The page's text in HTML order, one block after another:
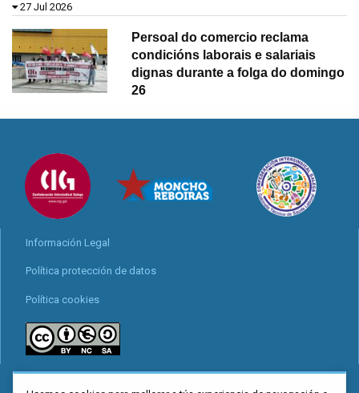
27 Jul 2026
Persoal do comercio reclama
condicións laborais e salariais
dignas durante a folga do domingo
26
Información Legal
Política protección de datos
Política cookies